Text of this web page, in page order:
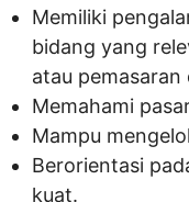
Memiliki
bidang yang
atau pemasaran
Memahami
Mampu
Berorientasi
kuat.